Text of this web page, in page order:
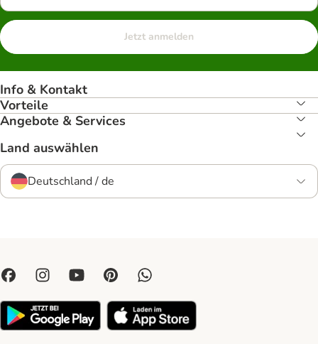
Jetzt anmelden
Info & Kontakt
Vorteile
Angebote & Services
Land auswählen
Deutschland / de